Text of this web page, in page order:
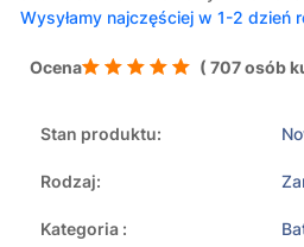
Wysyłamy najczęściej w 1-2 dzień
Ocena ( 707 osób
Stan produktu:
Rodzaj:
Kategoria :